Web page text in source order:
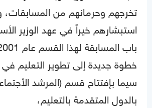
تخرجهم وحرمانهم من المسابقات،
استبشارهم خيراً في عهد الوزير
خطوة جديدة إلى تطوير التعليم في
سيما بإفتتاح قسم (المرشد
بالدول المتقدمة بالتعليم،